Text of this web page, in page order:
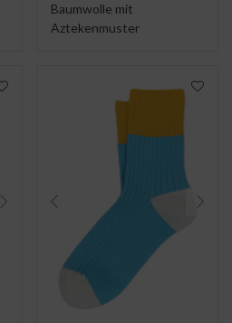
Baumwolle mit
Aztekenmuster